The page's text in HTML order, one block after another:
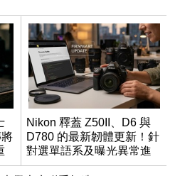
Nikon 釋蓋 Z50II、D6 與
D780 的最新韌體更新！針
對選單語系及曝光異常進
行修復